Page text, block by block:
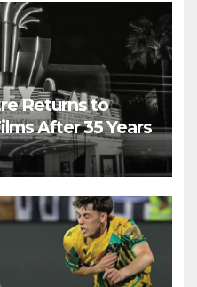
Returns to
After 35 Years